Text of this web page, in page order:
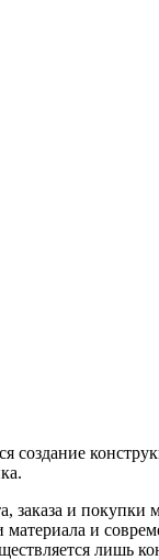
создание
и покупки
и
лишь